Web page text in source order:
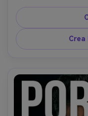
sfondo
cinematografico,
campo ridotta, fili
Crea